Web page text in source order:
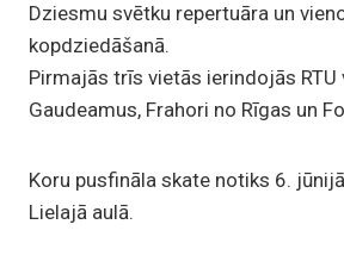
Dziesmu svētku repertuāra un
kopdziedāšanā.
Pirmajās trīs vietās ierindojās RTU
Gaudeamus, Frahori no Rīgas un
Koru pusfināla skate notiks 6.
Lielajā aulā.